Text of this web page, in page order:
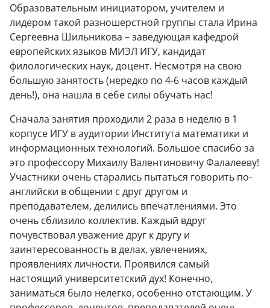
Образовательным инициатором, учителем и
лидером такой разношерстной группы стала Ирина
Сергеевна Шильникова – заведующая кафедрой
европейских языков МИЭЛ ИГУ, кандидат
филологических наук, доцент. Несмотря на свою
большую занятость (нередко по 4-6 часов каждый
день!), она нашла в себе силы обучать нас!
Сначала занятия проходили 2 раза в неделю в 1
корпусе ИГУ в аудитории Института математики и
информационных технологий. Большое спасибо за
это профессору Михаилу Валентиновичу Фалалееву!
Участники очень старались пытаться говорить по-
английски в общении с друг другом и
преподавателем, делились впечатлениями. Это
очень сблизило коллектив. Каждый вдруг
почувствовал уважение друг к другу и
заинтересованность в делах, увлечениях,
проявлениях личности. Проявился самый
настоящий университетский дух! Конечно,
заниматься было нелегко, особенно отстающим. У